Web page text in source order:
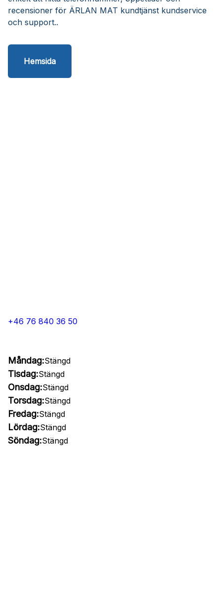
recensioner för ÄRLAN MAT kundtjänst kundservice
och support..
Hemsida
+46 76 840 36 50
Måndag:Stängd
Tisdag:Stängd
Onsdag:Stängd
Torsdag:Stängd
Fredag:Stängd
Lördag:Stängd
Söndag:Stängd